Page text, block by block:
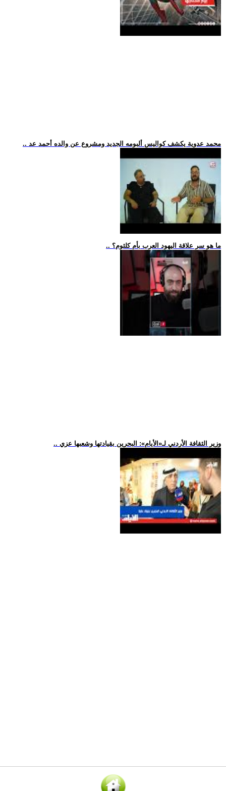
.. محمد عدوية يكشف كواليس ألبومه الجديد ومشروع عن والده أحمد عد
.. ما هو سر علاقة اليهود العرب بأم كلثوم؟
.. وزير الثقافة الأردني لـ«الأيام»: البحرين بقيادتها وشعبها عزي